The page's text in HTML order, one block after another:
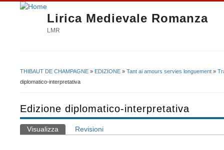
Lirica Medievale Romanza
LMR
Tu sei qui
THIBAUT DE CHAMPAGNE » EDIZIONE » Tant ai amours servies longuement »
diplomatico-interpretativa
Edizione diplomatico-interpretativa
Schede primarie
Visualizza (scheda attiva)
Revisioni